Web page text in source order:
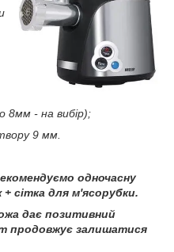
8мм - на вибір);
9 мм.
одночасну
+ сітка для м'ясорубки.
дає позитивний
продовжує залишатися